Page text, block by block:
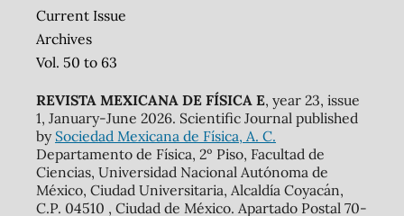
Current Issue
Archives
Vol. 50 to 63
REVISTA MEXICANA DE FÍSICA E, year 23, issue
1, January-June 2026. Scientific Journal published
by Sociedad Mexicana de Física, A. C.
Departamento de Física, 2º Piso, Facultad de
Ciencias, Universidad Nacional Autónoma de
México, Ciudad Universitaria, Alcaldía Coyacán,
C.P. 04510 , Ciudad de México. Apartado Postal 70-